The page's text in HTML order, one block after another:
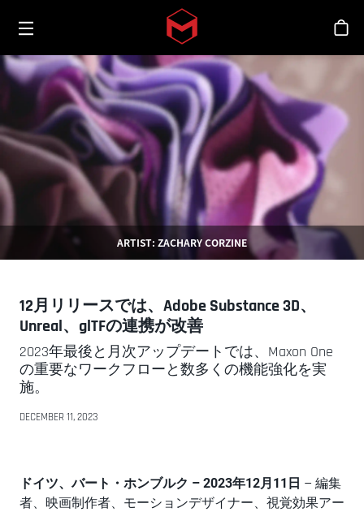
Skip to main content
Toggle menu
シ
ARTIST: ZACHARY CORZINE
12月リリースでは、Adobe Substance 3D、
Unreal、glTFの連携が改善
2023年最後と月次アップデートでは、Maxon One
の重要なワークフローと数多くの機能強化を実
施。
DECEMBER 11, 2023
ドイツ、バート・ホンブルク – 2023年12月11日 – 編集
者、映画制作者、モーションデザイナー、視覚効果アー